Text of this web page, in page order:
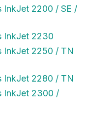
InkJet 2200 / SE /
InkJet 2230
InkJet 2250 / TN
InkJet 2280 / TN
InkJet 2300 /